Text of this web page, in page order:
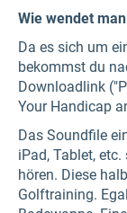
Wie wendet
Da es sich um
bekommst du
Downloadlink
Your Handicap
Das Soundfile
iPad, Tablet,
hören. Diese
Golftraining.